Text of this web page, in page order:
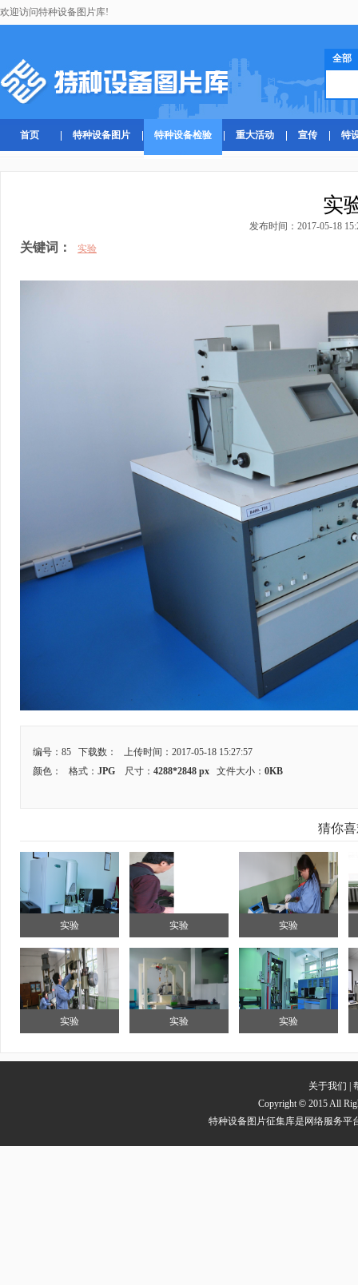
欢迎访问特种设备图片库!
全部
首页 特种设备图片 特种设备检验 重大活动 宣传 特
实
发布时间：2017-05-18
关键词： 实验
编号：85 下载数：
上传时间：2017-05-18 15:27:57
颜色：
格式： JPG 尺寸： 4288*2848 px 文件大小： 0KB
猜你
实验 实验 实验
实验 实验 实验
关于我们
Copyright© 2015 All
特种设备图片征集库是网络服务平